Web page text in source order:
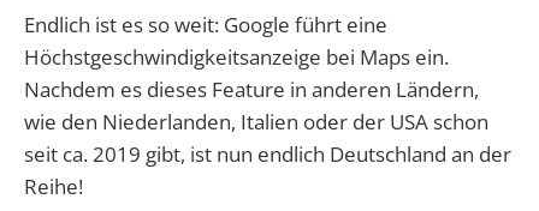
Endlich ist es so weit: Google führt eine
Höchstgeschwindigkeitsanzeige bei Maps ein.
Nachdem es dieses Feature in anderen Ländern,
wie den Niederlanden, Italien oder der USA schon
seit ca. 2019 gibt, ist nun endlich Deutschland an der
Reihe!